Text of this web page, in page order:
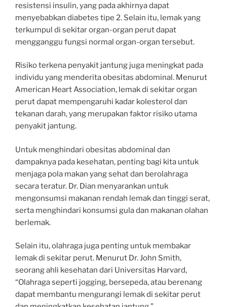
resistensi insulin, yang pada akhirnya dapat
menyebabkan diabetes tipe 2. Selain itu, lemak yang
terkumpul di sekitar organ-organ perut dapat
mengganggu fungsi normal organ-organ tersebut.
Risiko terkena penyakit jantung juga meningkat pada
individu yang menderita obesitas abdominal. Menurut
American Heart Association, lemak di sekitar organ
perut dapat mempengaruhi kadar kolesterol dan
tekanan darah, yang merupakan faktor risiko utama
penyakit jantung.
Untuk menghindari obesitas abdominal dan
dampaknya pada kesehatan, penting bagi kita untuk
menjaga pola makan yang sehat dan berolahraga
secara teratur. Dr. Dian menyarankan untuk
mengonsumsi makanan rendah lemak dan tinggi serat,
serta menghindari konsumsi gula dan makanan olahan
berlemak.
Selain itu, olahraga juga penting untuk membakar
lemak di sekitar perut. Menurut Dr. John Smith,
seorang ahli kesehatan dari Universitas Harvard,
“Olahraga seperti jogging, bersepeda, atau berenang
dapat membantu mengurangi lemak di sekitar perut